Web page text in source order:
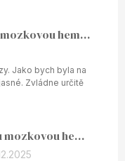
kurz kreslení pravou mozkovou hemisférou ONLINE
Jako bych byla na
Zvládne určitě
Kreslení nejen pravou mozkovou hemisférou - tištěný pracovní sešit